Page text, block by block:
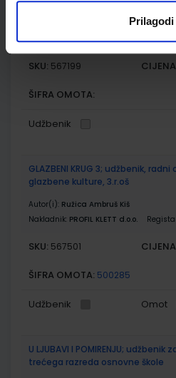
Prilagodi
ŠKOLSKA KNJIGA d.d.
7035-DOM3
SKU: 567199
ŠIFRA OMOTA:
Udžbenik
GLAZBENI KRUG 3; udžbenik,
glazbene kulture, 3.r.oš
Autor(i): Ružica Ambruš Kiš
Nakladnik: PROFIL KLETT d.o.o.
SKU: 567501
ŠIFRA OMOTA: 500285
Udžbenik Omot
U LJUBAVI I POMIRENJU;
trećega razreda osnovne škole